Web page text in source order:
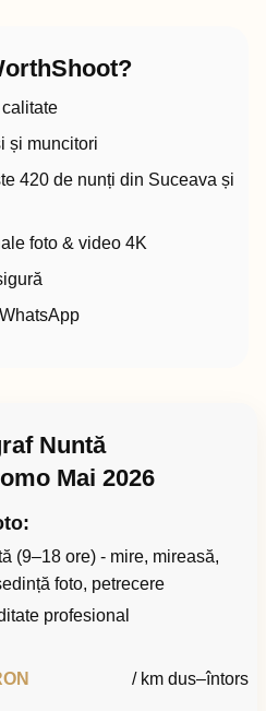
și muncitori
420 de nunți din Suceava și
foto & video 4K
Nuntă
Mai 2026
(9–18 ore) - mire, mireasă,
foto, petrecere
profesional
/ km dus–întors